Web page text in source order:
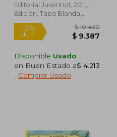
Rápido
Editorial Juventud, 2011, 1
Edición, Tapa Blanda,
Nuevo
Disponible Usado
en Buen Estado a$ 4.213
Comprar Usado